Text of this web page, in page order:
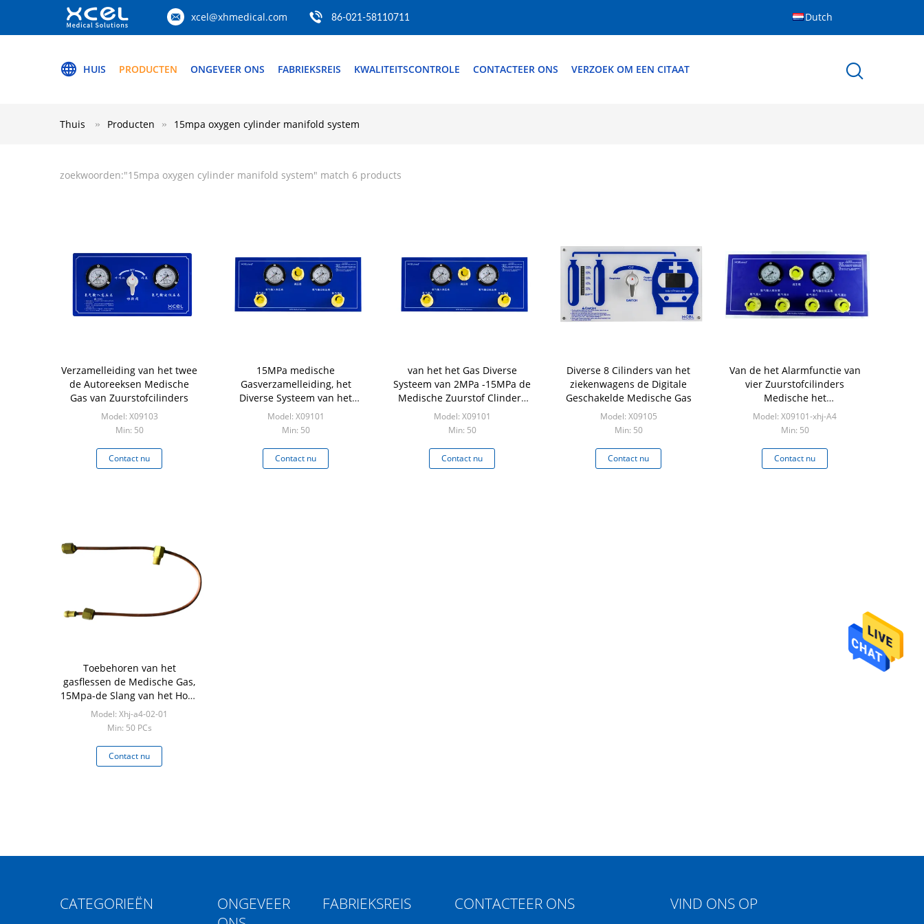
xcel@xhmedical.com 86-021-58110711 Dutch
HUIS PRODUCTEN ONGEVEER ONS FABRIEKSREIS KWALITEITSCONTROLE CONTACTEER ONS VERZOEK OM EEN CITAAT
Thuis Producten 15mpa oxygen cylinder manifold system
zoekwoorden:"15mpa oxygen cylinder manifold system" match 6 products
Verzamelleiding van het twee
de Autoreeksen Medische
Gas van Zuurstofcilinders
Model: X09103
Min: 50
Contact nu
15MPa medische
Gasverzamelleiding, het
Diverse Systeem van het
Zuurstofgas
Model: X09101
Min: 50
Contact nu
van het het Gas Diverse
Systeem van 2MPa -15MPa de
Medische Zuurstof Clinders
in Ziekenwagen
Model: X09101
Min: 50
Contact nu
Diverse 8 Cilinders van het
ziekenwagens de Digitale
Geschakelde Medische Gas
Model: X09105
Min: 50
Contact nu
Van de het Alarmfunctie van
vier Zuurstofcilinders
Medische het
Gasverzamelleiding
Model: X09101-xhj-A4
Min: 50
Contact nu
Toebehoren van het
gasflessen de Medische Gas,
15Mpa-de Slang van het Hoge
drukmetaal
Model: Xhj-a4-02-01
Min: 50 PCs
Contact nu
CATEGORIEËN
ONGEVEER
FABRIEKSREIS CONTACTEER ONS VIND ONS OP